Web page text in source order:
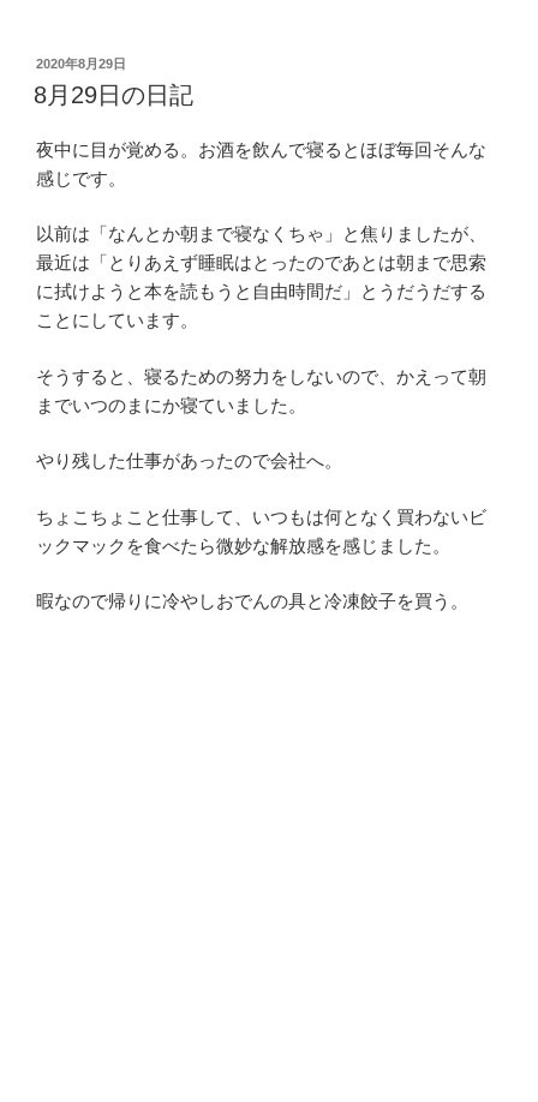
投
稿
日:
2020年8月29日
8月29日の日記
夜中に目が覚める。お酒を飲んで寝るとほぼ毎回そんな
感じです。
以前は「なんとか朝まで寝なくちゃ」と焦りましたが、
最近は「とりあえず睡眠はとったのであとは朝まで思索
に拭けようと本を読もうと自由時間だ」とうだうだする
ことにしています。
そうすると、寝るための努力をしないので、かえって朝
までいつのまにか寝ていました。
やり残した仕事があったので会社へ。
ちょこちょこと仕事して、いつもは何となく買わないビ
ックマックを食べたら微妙な解放感を感じました。
暇なので帰りに冷やしおでんの具と冷凍餃子を買う。